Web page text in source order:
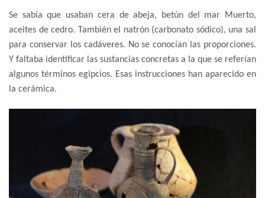
Se sabía que usaban cera de abeja, betún del mar Muerto,
aceites de cedro. También el natrón (carbonato sódico), una sal
para conservar los cadáveres. No se conocían las proporciones.
Y faltaba identificar las sustancias concretas a la que se referían
algunos términos egipcios. Esas instrucciones han aparecido en
la cerámica.